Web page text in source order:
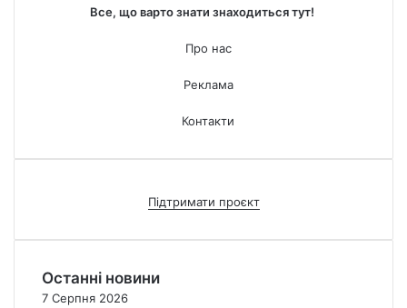
Все, що варто знати знаходиться тут!
Про нас
Реклама
Контакти
Підтримати проєкт
Останні новини
7 Серпня 2026